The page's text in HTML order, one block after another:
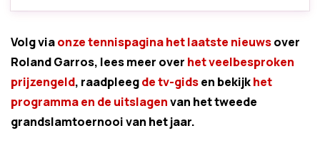
Volg viaonze tennispagina het laatste nieuwsover
Roland Garros, lees meer over het veelbesproken
prijzengeld, raadpleegde tv-gidsen bekijkhet
programma en de uitslagenvan het tweede
grandslamtoernooi van het jaar.